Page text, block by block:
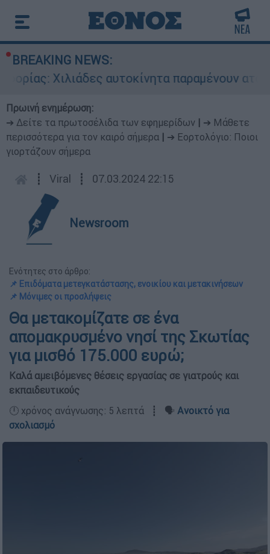
BREAKING NEWS:
αυτοκίνητα παραμένουν
Πρωινή ενημέρωση:
➔ Δείτε τα πρωτοσέλιδα των εφημερίδων
➔ Μάθετε
περισσότερα για τον καιρό σήμερα
➔ Εορτολόγιο: Ποιοι
γιορτάζουν σήμερα
┋ Viral ┋ 07.03.2024 22:15
Newsroom
Ενότητες στο άρθρο:
📌 Επιδόματα μετεγκατάστασης, ενοικίου και μετακινήσεων
📌 Μόνιμες οι προσλήψεις
Θα μετακομίζατε σε ένα
απομακρυσμένο νησί της Σκωτίας
για μισθό 175.000 ευρώ;
Καλά αμειβόμενες θέσεις εργασίας σε γιατρούς και
εκπαιδευτικούς
🕛 χρόνος ανάγνωσης: 5 λεπτά ┋ 🗣️ Ανοικτό για
σχολιασμό